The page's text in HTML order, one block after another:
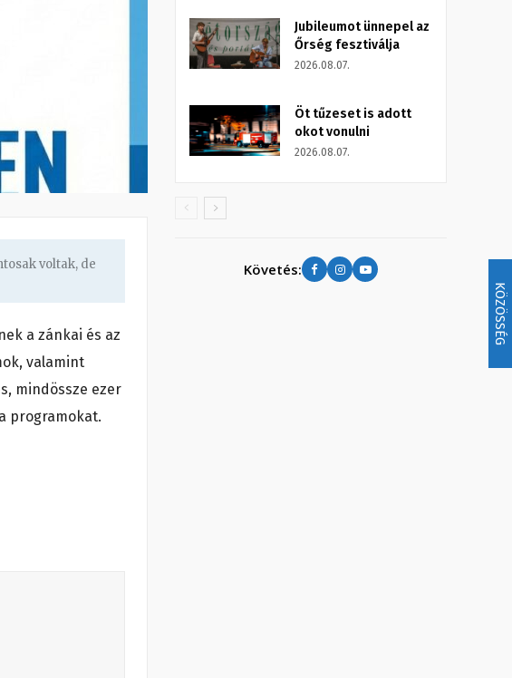
KÖZÖSSÉG
voltak, de
a zánkai és az
valamint
mindössze ezer
programokat.
Jubileumot ünnepel az
Őrség fesztiválja
2026.08.07.
Öt tűzeset is adott
okot vonulni
2026.08.07.
Követés: